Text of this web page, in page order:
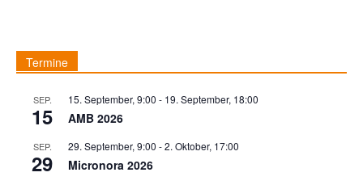
Termine
SEP.
15
15. September, 9:00 - 19. September, 18:00
AMB 2026
SEP.
29
29. September, 9:00 -2. Oktober, 17:00
Micronora 2026